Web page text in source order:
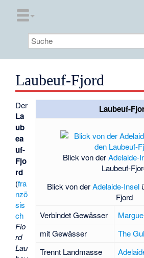
Laubeuf-Fjord
Laubeuf-
Blick von derAdelaide-
Laubeuf-
Blick von derAdelaide-Insel
Fjord
Verbindet Gewässer
mit Gewässer
The
Trennt Landmasse
Der
La
ub
ea
uf-
Fjo
rd
(fra
nzö
sis
ch
Fio
rd
Lau